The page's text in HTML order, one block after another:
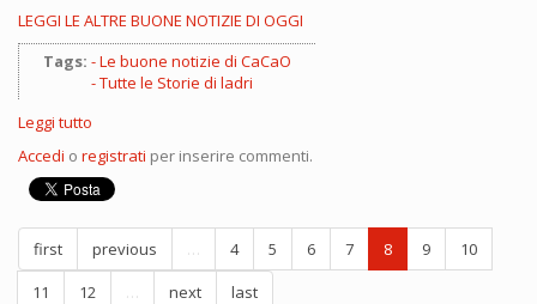
LEGGI LE ALTRE BUONE NOTIZIE DI OGGI
Tags:
Le buone notizie di CaCaO
Tutte le Storie di ladri
Leggi tutto
i
cortili
ai
bambini
per
giocare
Accedi o registrati per inserire commenti.
first previous 4 5 6 7 8 9
10
11
12 next last